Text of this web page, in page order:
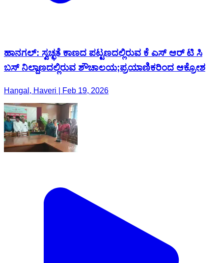
ಹಾನಗಲ್: ಸ್ವಚ್ಛತೆ ಕಾಣದ ಪಟ್ಟಣದಲ್ಲಿರುವ ಕೆ ಎಸ್ ಆರ್ ಟಿ ಸಿ
ಬಸ್ ನಿಲ್ದಾಣದಲ್ಲಿರುವ ಶೌಚಾಲಯ;ಪ್ರಯಾಣಿಕರಿಂದ ಆಕ್ರೋಶ
Hangal, Haveri | Feb 19, 2026